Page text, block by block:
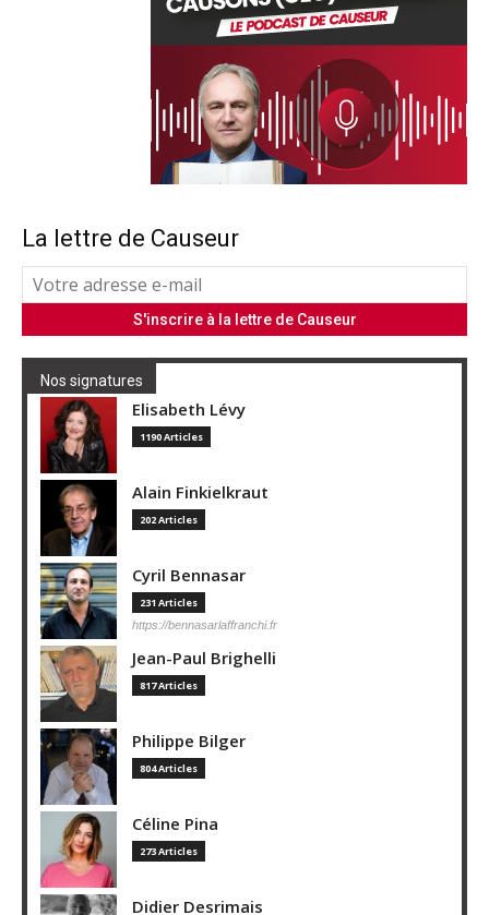
La lettre de Causeur
Nos signatures
Elisabeth Lévy
1190 Articles
Alain Finkielkraut
202 Articles
Cyril Bennasar
231 Articles
https://bennasarlaffranchi.fr
Jean-Paul Brighelli
817 Articles
Philippe Bilger
804 Articles
Céline Pina
273 Articles
Didier Desrimais